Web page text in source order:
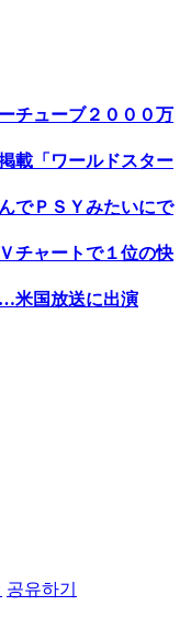
チューブ２０００万
載「ワールドスター
でＰＳＹみたいにで
チャートで１位の快
米国放送に出演
공유하기